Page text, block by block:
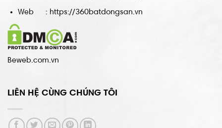
Web : https://360batdongsan.vn
Beweb.com.vn
LIÊN HỆ CÙNG CHÚNG TÔI